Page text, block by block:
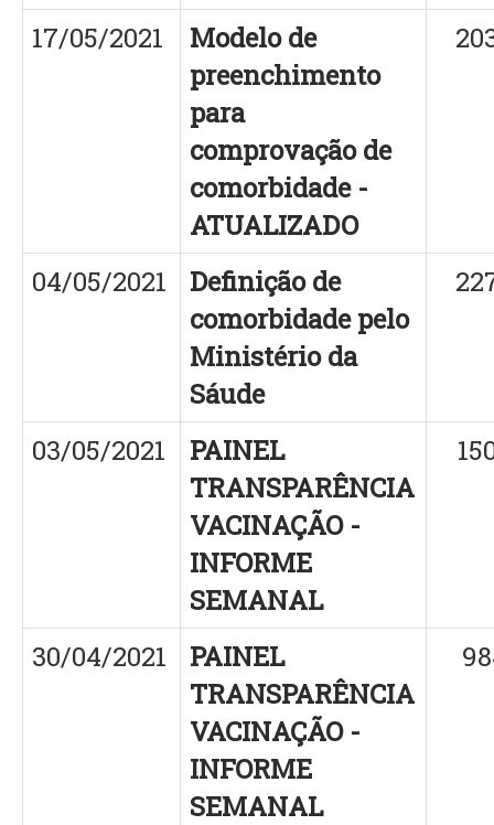
17/05/2021
Modelo de
preenchimento
para
comprovação de
comorbidade -
ATUALIZADO
04/05/2021
Definição de
comorbidade pelo
Ministério da
Sáude
03/05/2021
PAINEL
TRANSPARÊNCIA
VACINAÇÃO -
INFORME
SEMANAL
30/04/2021
PAINEL
TRANSPARÊNCIA
VACINAÇÃO -
INFORME
SEMANAL